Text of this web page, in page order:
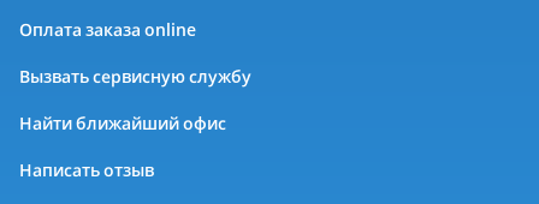
Оплата заказа online
Вызвать сервисную службу
Найти ближайший офис
Написать отзыв